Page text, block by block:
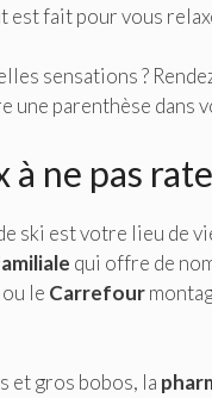
est fait pour vous
sensations ?
une parenthèse dans
à ne pas
ski est votre lieu de
qui offre de
ou le Carrefour
et gros bobos, la